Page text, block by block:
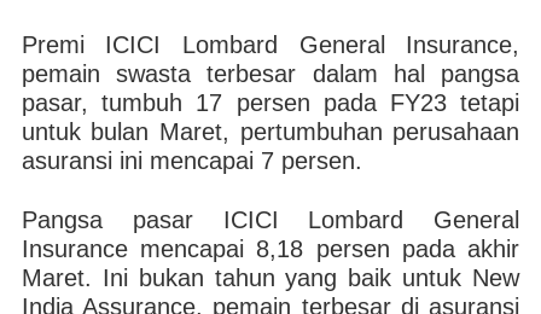
Premi ICICI Lombard General Insurance,
pemain swasta terbesar dalam hal pangsa
pasar, tumbuh 17 persen pada FY23 tetapi
untuk bulan Maret, pertumbuhan perusahaan
asuransi ini mencapai 7 persen.
Pangsa pasar ICICI Lombard General
Insurance mencapai 8,18 persen pada akhir
Maret. Ini bukan tahun yang baik untuk New
India Assurance, pemain terbesar di asuransi